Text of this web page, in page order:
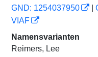
GND: 1254037950
VIAF
Namensvarianten
Reimers, Lee